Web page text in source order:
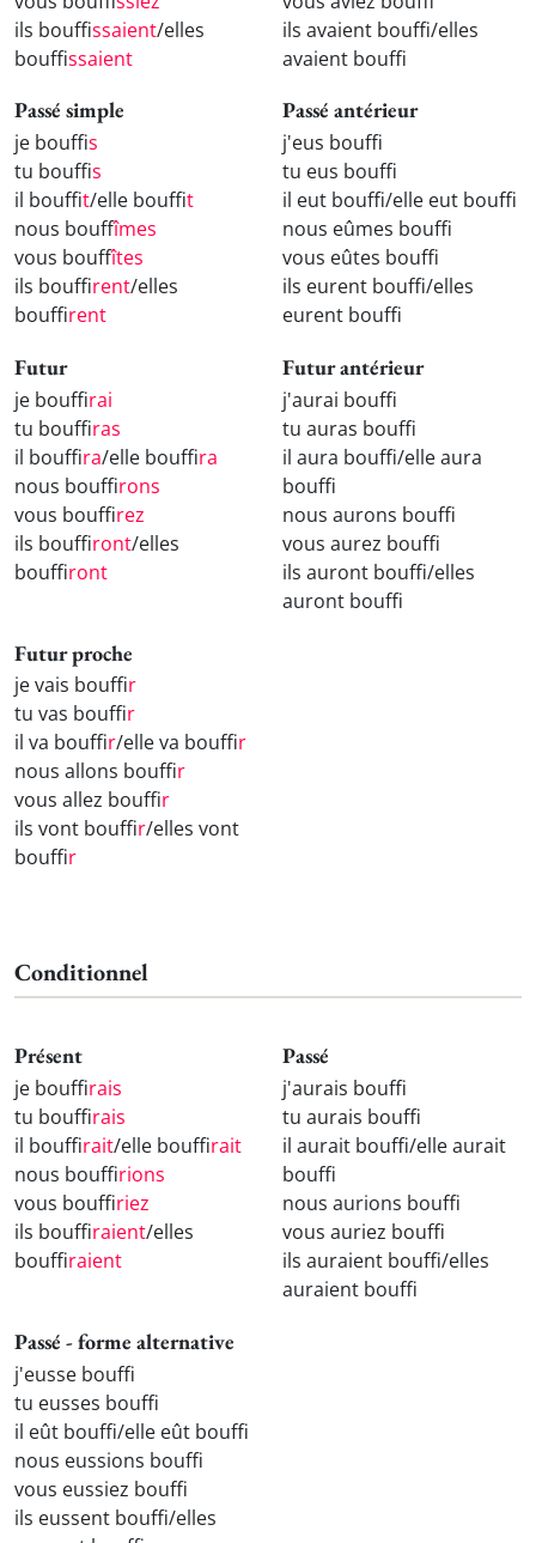
ils bouffissaient/elles
bouffissaient
ils avaient bouff/elles
avaient bouff
Passé simple
je bouffis
tu bouffis
il bouffit/elle bouffit
nous bouffîmes
vous bouffîtes
ils bouffirent/elles
bouffirent
Passé antérieur
j'eus bouff
tu eus bouff
il eut bouff/elle eut bouff
nous eûmes bouff
vous eûtes bouff
ils eurent bouff/elles
eurent bouff
Futur
je bouffirai
tu bouffiras
il bouffira/elle bouffira
nous bouffirons
vous bouffirez
ils bouffiront/elles
bouffiront
Futur antérieur
j'aurai bouff
tu auras bouff
il aura bouff/elle aura
bouff
nous aurons bouff
vous aurez bouff
ils auront bouff/elles
auront bouff
Futur proche
je vais bouffir
tu vas bouffir
il va bouffir/elle va bouffir
nous allons bouffir
vous allez bouffir
ils vont bouffir/elles vont
bouffir
Conditionnel
Présent
je bouffirais
tu bouffirais
il bouffirait/elle bouffirait
nous bouffirions
vous bouffiriez
ils bouffiraient/elles
bouffiraient
Passé
j'aurais bouff
tu aurais bouff
il aurait bouff/elle aurait
bouff
nous aurions bouff
vous auriez bouff
ils auraient bouff/elles
auraient bouff
Passé - forme alternative
j'eusse bouff
tu eusses bouff
il eût bouff/elle eût bouff
nous eussions bouff
vous eussiez bouff
ils eussent bouff/elles